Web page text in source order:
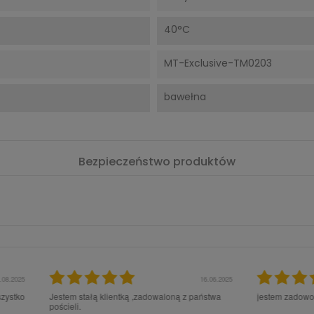
40°C
MT-Exclusive-TM0203
bawełna
Bezpieczeństwo produktów
16.06.2025
,zadowaloną z państwa
28.02.2025
jestem zadowolona z Waszych produktów